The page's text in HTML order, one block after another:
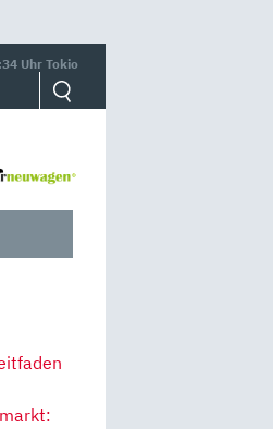
Uhr Tokio